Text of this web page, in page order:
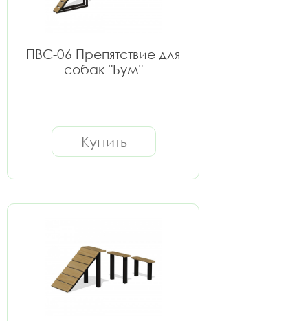
ПВС-06 Препятствие для
собак "Бум"
Купить